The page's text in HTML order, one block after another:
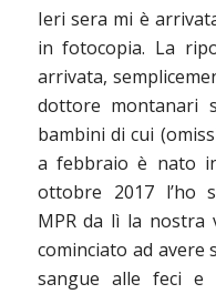
Ieri sera mi è
in fotocopia. La
arrivata,
dottore montanari
bambini di cui
a febbraio è nato
ottobre 2017 l’ho
MPR da lì la nostra
cominciato ad avere
sangue alle feci